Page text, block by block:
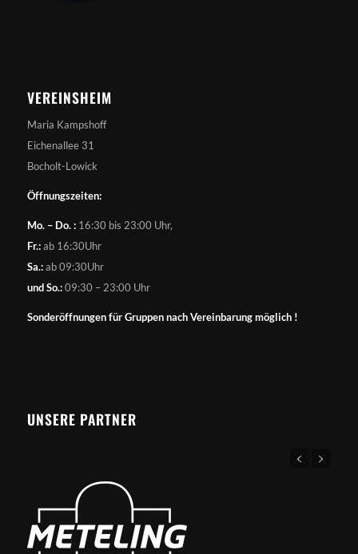
VEREINSHEIM
Maria Kampshoff
Eichenallee 31
Bocholt-Lowick
Öffnungszeiten:
Mo. – Do. :16:30 bis 23:00 Uhr,
Fr.:ab 16:30Uhr
Sa.:ab 09:30Uhr
und So.:09:30 – 23:00 Uhr
Sonderöffnungen für Gruppen nach Vereinbarung möglich !
UNSERE PARTNER